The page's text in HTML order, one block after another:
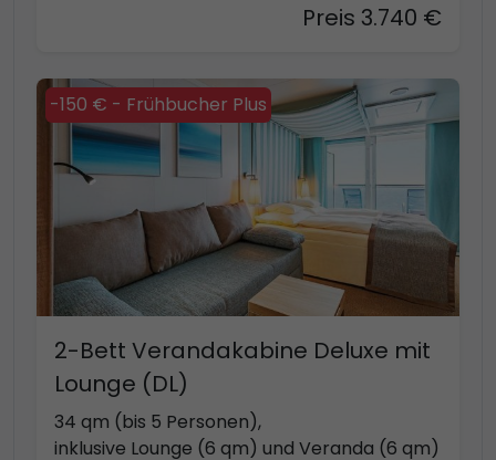
Preis 3.740 €
-150 € - Frühbucher Plus
2-Bett Verandakabine Deluxe mit
Lounge (DL)
34 qm (bis 5 Personen),
inklusive Lounge (6 qm) und Veranda (6 qm)